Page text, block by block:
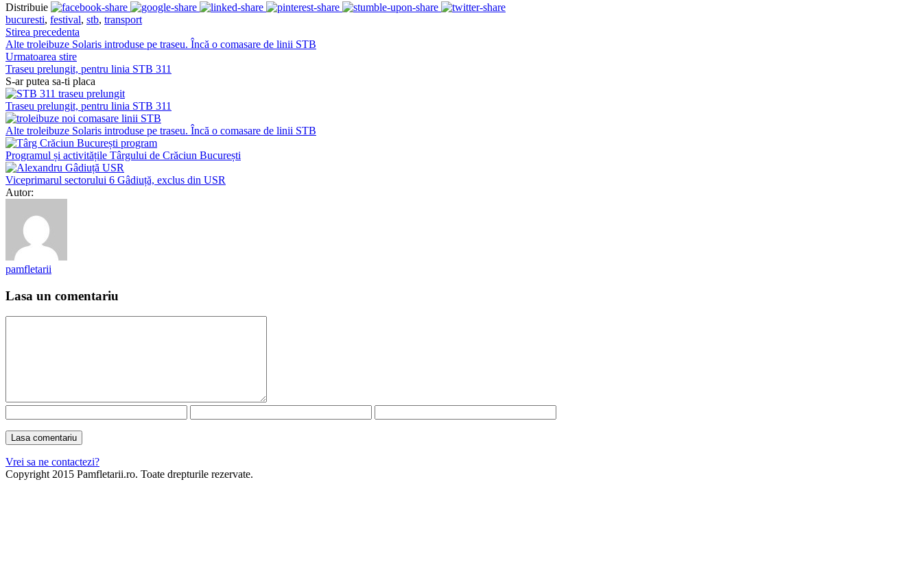
Distribuie
bucuresti, festival, stb, transport
Stirea precedenta
Alte troleibuze Solaris introduse pe traseu. Încă o comasare de linii STB
Urmatoarea stire
Traseu prelungit, pentru linia STB 311
S-ar putea sa-ti placa
Traseu prelungit, pentru linia STB 311
Alte troleibuze Solaris introduse pe traseu. Încă o comasare de linii STB
Programul și activitățile Târgului de Crăciun București
Viceprimarul sectorului 6 Gâdiuță, exclus din USR
Autor:
pamfletarii
Lasa un comentariu
Vrei sa ne contactezi?
Copyright 2015 Pamfletarii.ro. Toate drepturile rezervate.